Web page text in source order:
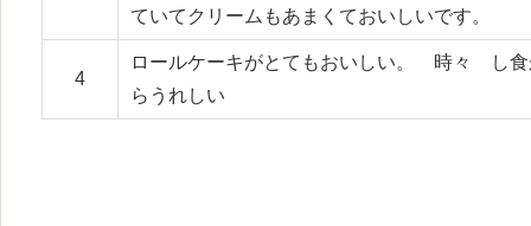
ていてクリームもあまくておいしいです。
4
ロールケーキがとてもおいしい。 時々 し食
らうれしい